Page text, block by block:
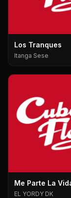
Los Tranques
Itanga Sese
Me Parte La
EL YORDY DK